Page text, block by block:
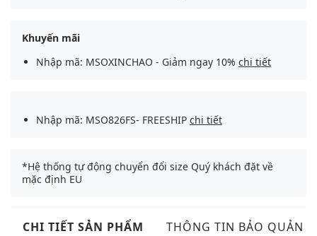
Khuyến mãi
Nhập mã: MSOXINCHAO - Giảm ngay 10% chi tiết
Nhập mã: MSO826FS- FREESHIP chi tiết
*Hệ thống tự động chuyển đổi size Quý khách đặt về
mặc định EU
CHI TIẾT SẢN PHẨM THÔNG TIN BẢO QUẢN